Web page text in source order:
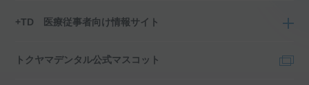
+TD 医療従事者向け情報サイト
トクヤマデンタル公式マスコット